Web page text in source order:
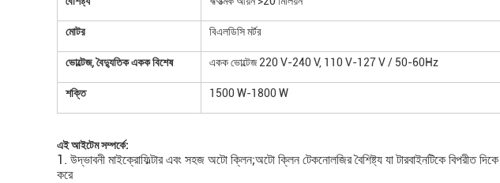
মোটর বিএলডিসি মর্টর
ভোল্টেজ, বৈদ্যুতিক একক বিশেষ একক ভোল্টেজ 220 V-240 V, 110 V-127 V / 50-60Hz
শক্তি 1500 W-1800 W
এই আইটেম সম্পর্কে:
1. উদ্ভাবনী মাইক্রোফিল্টার এবং সহজ অটো ক্লিন;অটো ক্লিন টেকনোলজির বৈশিষ্ট্য যা টারবাইনটিকে বিপরীত
করে